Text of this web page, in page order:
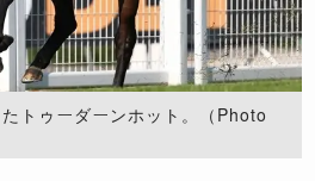
トゥーダーンホット。（Photo